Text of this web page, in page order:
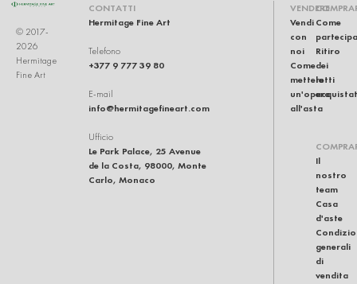
© 2017-
2026
Hermitage
Fine Art
CONTATTI
Hermitage Fine Art
Telefono
+377 9 777 39 80
E-mail
info@hermitagefineart.com
Ufficio
Le Park Palace, 25 Avenue
de la Costa, 98000, Monte
Carlo, Monaco
VENDERE
Vendi
con
noi
Come
mettere
un'opera
all'asta
Come
Ritiro
dei
lotti
Il
nostro
team
Casa
d'aste
generali
di
vendita